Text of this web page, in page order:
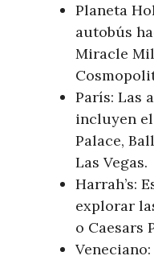
Planeta
autobús
Miracle
París: Las
incluyen
Palace,
Las Vegas.
Harrah’s:
explorar
o Caesars